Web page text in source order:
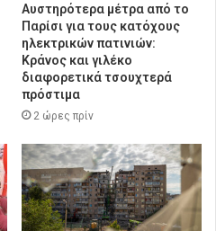
Αυστηρότερα μέτρα από το
Παρίσι για τους κατόχους
ηλεκτρικών πατινιών:
Κράνος και γιλέκο
διαφορετικά τσουχτερά
πρόστιμα
2 ώρες πρίν